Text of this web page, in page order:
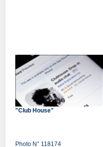
"Club House"
Photo N° 118174